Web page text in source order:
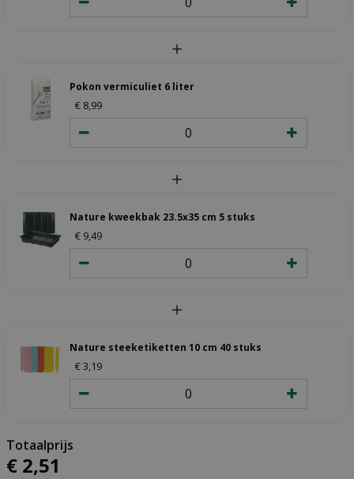
Pokon vermiculiet 6 liter
€ 8 99
Nature kweekbak 23.5x35 cm 5 stuks
€ 949
Nature steeketiketten 10 cm 40 stuks
€3 19
€ 2,51